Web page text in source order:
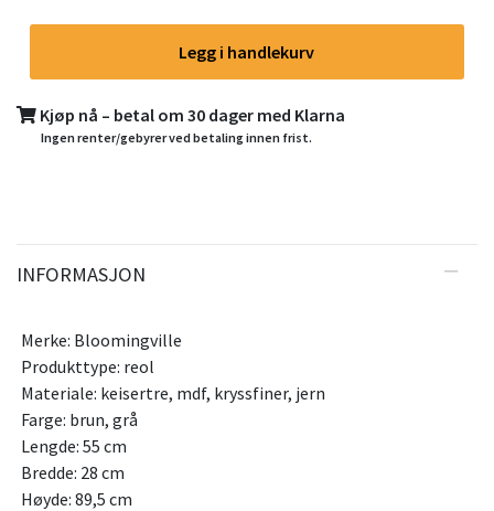
Legg i handlekurv
Kjøp nå – betal om 30 dager med Klarna
Ingen renter/gebyrer ved betaling innen frist.
INFORMASJON
Merke: Bloomingville
Produkttype: reol
Materiale: keisertre, mdf, kryssfiner, jern
Farge: brun, grå
Lengde: 55 cm
Bredde: 28 cm
Høyde: 89,5 cm